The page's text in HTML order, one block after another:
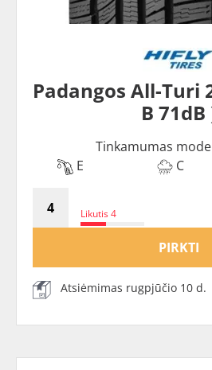
Padangos All-Turi
B 71dB
Tinkamumas
E
C
Likutis 4
PIRKTI
Atsiėmimas rugpjūčio 10 d.